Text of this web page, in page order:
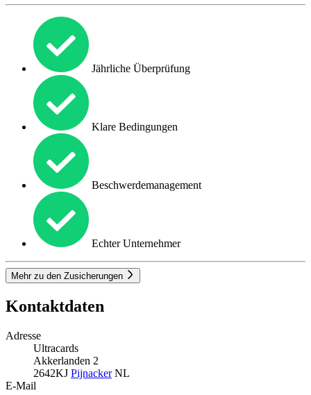
Jährliche Überprüfung
Klare Bedingungen
Beschwerdemanagement
Echter Unternehmer
Mehr zu den Zusicherungen
Kontaktdaten
Adresse
Ultracards
Akkerlanden 2
2642KJ PijnackerNL
E-Mail